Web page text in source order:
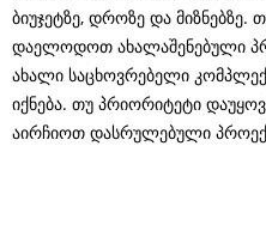
ბიუჯეტზე, დროზე და
დაელოდოთ ახალაშენებული
ახალი საცხოვრებელი
იქნება. თუ პრიორიტეტი
აირჩიოთ დასრულებული